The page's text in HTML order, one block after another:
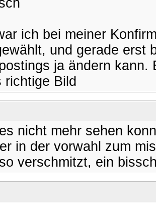
ich bei meiner
und gerade erst
ja ändern
richtige Bild
nicht mehr sehen
in der vorwahl zum
verschmitzt, ein